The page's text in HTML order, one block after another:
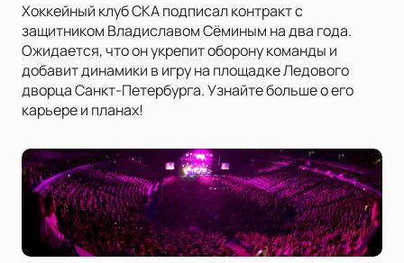
Хоккейный клуб СКА подписал контракт с
защитником Владиславом Сёминым на два года.
Ожидается, что он укрепит оборону команды и
добавит динамики в игру на площадке Ледового
дворца Санкт-Петербурга. Узнайте больше о его
карьере и планах!